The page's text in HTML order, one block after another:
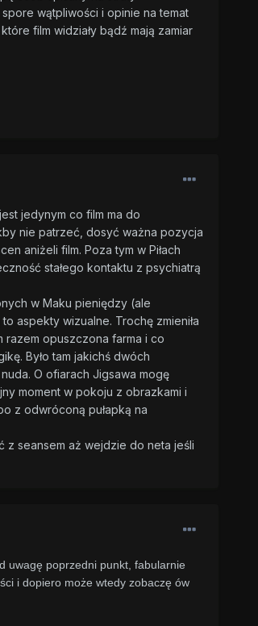
wątpliwości i opinie na temat
film widziały bądź mają zamiar
jedynym co film ma do
nie patrzeć, dosyć ważna pozycja
aniżeli film. Poza tym w Piłach
stałego kontaktu z psychiatrą
w Maku pieniędzy (ale
aspekty wizualne. Trochę zmieniła
razem opuszczona farma i co
Było tam jakichś dwóch
O ofiarach Jigsawa mogę
moment w pokoju z obrazkami i
z odwróconą pułapką na
seansem aż wejdzie do neta jeśli
uwagę poprzedni punkt, fabularnie
i dopiero może wtedy zobaczę ów